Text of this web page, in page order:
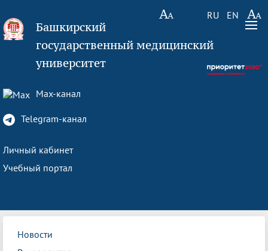
RU EN
Башкирский
государственный медицинский
университет
Max-канал
Telegram-канал
Личный кабинет
Учебный портал
Новости